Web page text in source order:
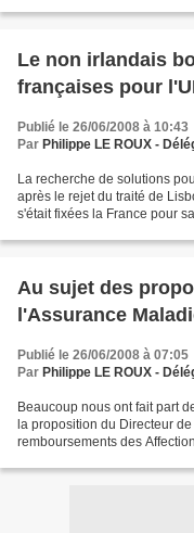
Le non irlandais
françaises pour
Publié le 26/06/2008 à 10:43
Par Philippe LE ROUX -
La recherche de solutions
après le rejet du traité de
s'était fixées la France pour
Au sujet des
l'Assurance
Publié le 26/06/2008 à 07:05
Par Philippe LE ROUX -
Beaucoup nous ont fait part
la proposition du Directeur
remboursements des